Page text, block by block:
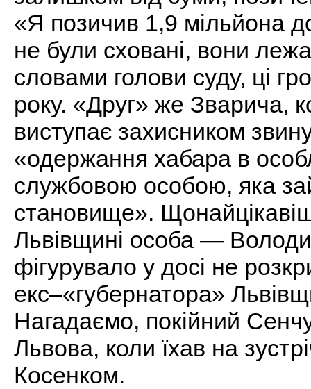
«Я позичив 1,9 мільйона
не були сховані, вони
словами голови суду, ці
року. «Друг» же Зварича,
виступає захисником
«одержання хабара в
службовою особою, яка
становище».
Львівщині особа —
фігурувало у досі не
екс–«губернатора»
Нагадаємо, покійний
Львова, коли їхав на
Косенком.